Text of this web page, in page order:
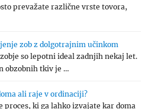
prevažate različne vrste tovora,
zob z dolgotrajnim učinkom
so lepotni ideal zadnjih nekaj let.
obzobnih tkiv je …
ali raje v ordinaciji?
proces, ki ga lahko izvajate kar doma